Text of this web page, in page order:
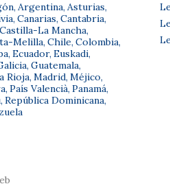
, Argentina, Asturias,
, Canarias, Cantabria,
Castilla-La Mancha,
Melilla, Chile, Colombia,
, Ecuador, Euskadi,
, Guatemala,
Rioja, Madrid, Méjico,
, País Valencià, Panamá,
, República Dominicana,